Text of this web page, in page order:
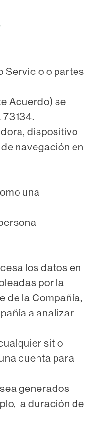
Servicio o partes
Acuerdo) se
dispositivo
navegación en
una
los datos en
por la
de la Compañía,
a analizar
sitio
cuenta para
generados
la duración de